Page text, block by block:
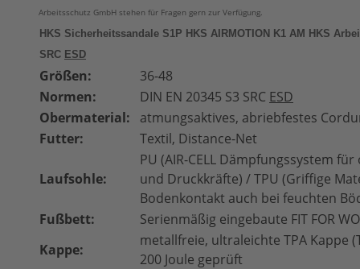
Arbeitsschutz GmbH stehen für Fragen gern zur Verfügung.
HKS Sicherheitssandale S1P HKS AIRMOTION K1 AM HKS
SRC ESD
Größen:
36-48
Normen:
DIN EN 20345 S3 SRC ESD
Obermaterial:
atmungsaktives, abriebfestes
Futter:
Textil, Distance-Net
Laufsohle:
PU (AIR-CELL Dämpfungssystem
und Druckkräfte) / TPU (Griffige
Bodenkontakt auch bei feuchten
Fußbett:
Serienmäßig eingebaute FIT FOR
Kappe:
metallfreie, ultraleichte TPA Kappe
200 Joule geprüft